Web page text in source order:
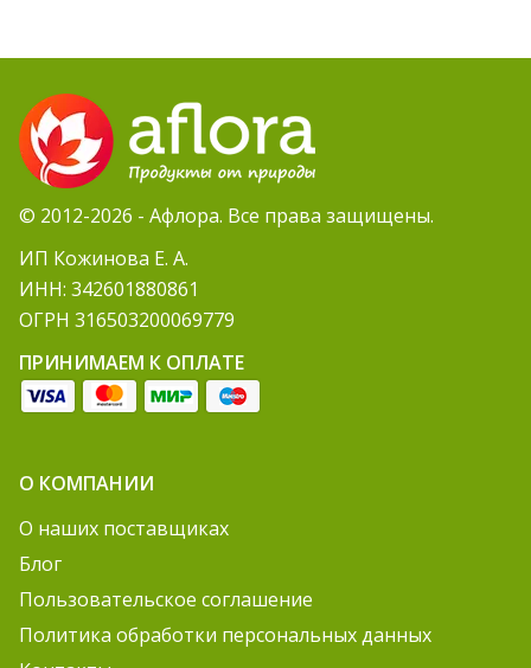
© 2012-2026 - Афлора. Все права защищены.
ИП Кожинова Е. А.
ИНН: 342601880861
ОГРН 316503200069779
ПРИНИМАЕМ К ОПЛАТЕ
О КОМПАНИИ
О наших поставщиках
Блог
Пользовательское соглашение
Политика обработки персональных данных